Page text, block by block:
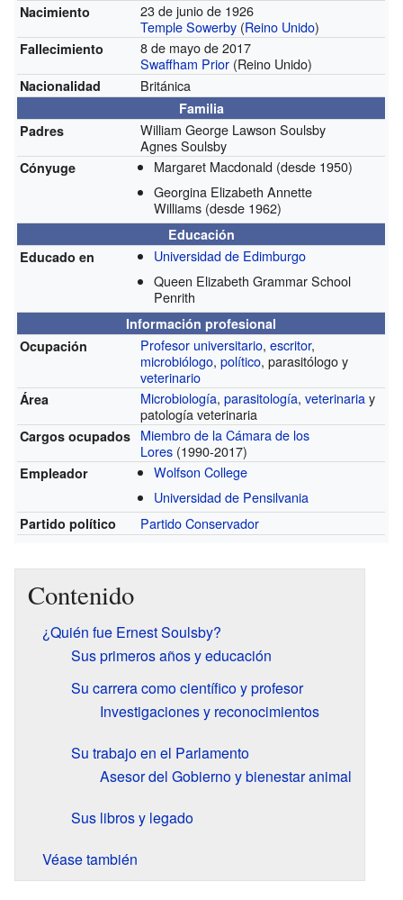
Nacimiento
23 de junio de 1926
Temple Sowerby (Reino Unido)
Fallecimiento
8 de mayo de 2017
Swaffham Prior (Reino Unido)
Nacionalidad Británica
Familia
Padres
William George Lawson Soulsby
Agnes Soulsby
Cónyuge Margaret Macdonald (desde 1950)
Georgina Elizabeth Annette
Williams (desde 1962)
Educación
Educado en
Universidad de Edimburgo
Queen Elizabeth Grammar School
Penrith
Información profesional
Ocupación
Profesor universitario,escritor,
microbiólogo,político, parasitólogo y
veterinario
Área Microbiología,parasitología,veterinariay
patología veterinaria
Cargos ocupados Miembro de la Cámara de los
Lores (1990-2017)
Empleador
Wolfson College
Universidad de Pensilvania
Partido político Partido Conservador
Contenido
¿Quién fue Ernest Soulsby?
Sus primeros años y educación
Su carrera como científico y profesor
Investigaciones y reconocimientos
Su trabajo en el Parlamento
Asesor del Gobierno y bienestar animal
Sus libros y legado
Véase también